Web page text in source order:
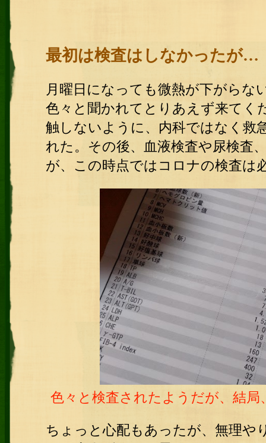
最初は検査はしなかったが…
月曜日になっても微熱が下がらな
色々と聞かれてとりあえず来てく
触しないように、内科ではなく救
れた。その後、血液検査や尿検査
が、この時点ではコロナの検査は
色々と検査されたようだが、結
ちょっと心配もあったが、無理や